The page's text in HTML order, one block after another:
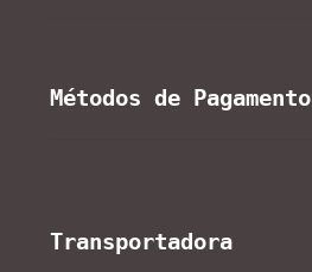
Métodos de Pagamento
Transportadora